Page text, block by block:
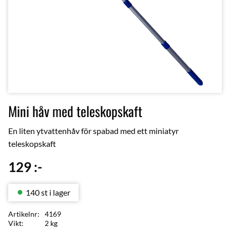
Mini håv med teleskopskaft
En liten ytvattenhåv för spabad med ett miniatyr
teleskopskaft
129:-
140 st i lager
Artikelnr
4169
Vikt
2 kg